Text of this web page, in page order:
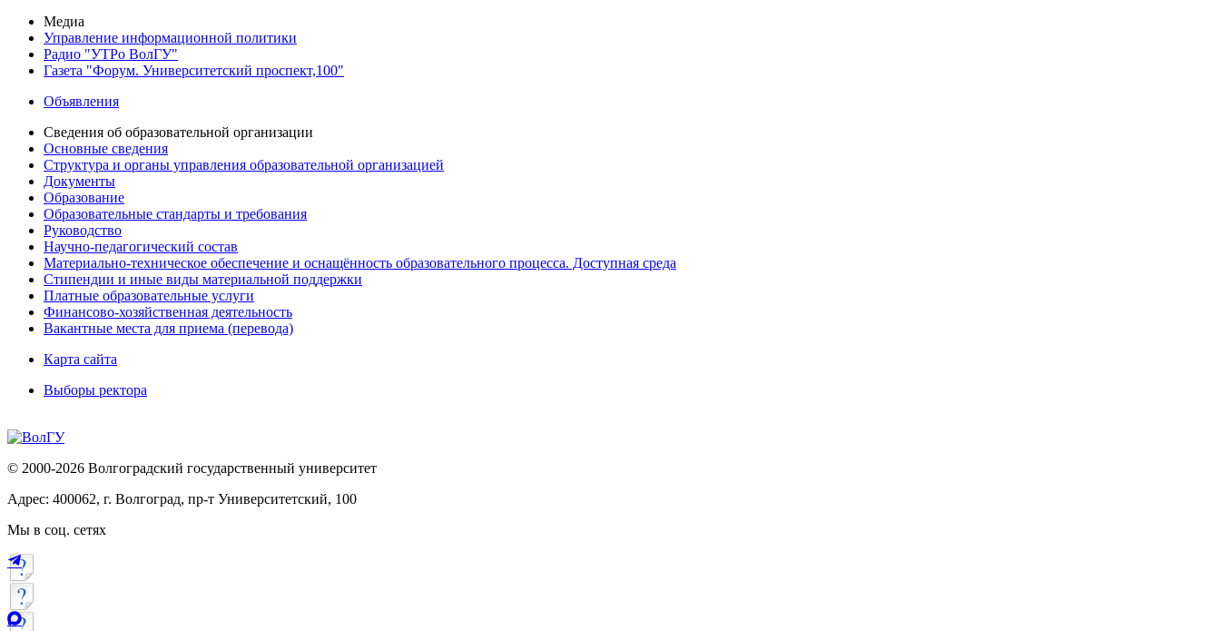
Медиа
Управление информационной политики
Радио "УТРо ВолГУ"
Газета "Форум. Университетский проспект,100"
Объявления
Сведения об образовательной организации
Основные сведения
Структура и органы управления образовательной организацией
Документы
Образование
Образовательные стандарты и требования
Руководство
Научно-педагогический состав
Материально-техническое обеспечение и оснащённость образовательного процесса. Доступная среда
Стипендии и иные виды материальной поддержки
Платные образовательные услуги
Финансово-хозяйственная деятельность
Вакантные места для приема (перевода)
Карта сайта
Выборы ректора
© 2000-2026 Волгоградский государственный университет
Адрес: 400062, г. Волгоград, пр-т Университетский, 100
Мы в соц. сетях